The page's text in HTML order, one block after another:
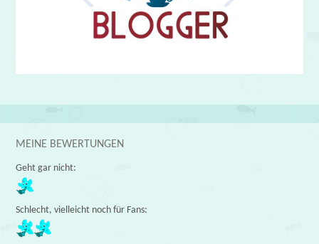
MEINE BEWERTUNGEN
Geht gar nicht:
Schlecht, vielleicht noch für Fans: